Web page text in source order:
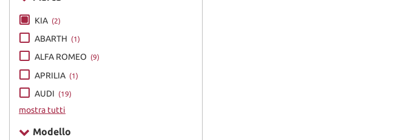
KIA (2)
ABARTH (1)
ALFA ROMEO (9)
APRILIA (1)
AUDI (19)
mostra tutti
Modello